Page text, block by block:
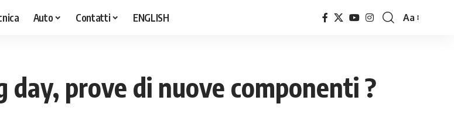
Auto Contatti ENGLISH
Font
Aa
prove di nuove componenti ?